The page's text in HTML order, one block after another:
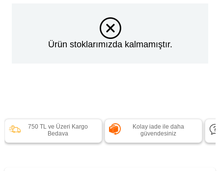
Ürün stoklarımızda kalmamıştır.
750 TL ve Üzeri Kargo
Bedava
Kolay iade ile daha
güvendesiniz